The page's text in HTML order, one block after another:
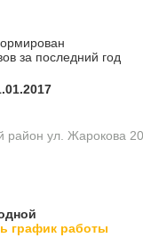
за последний год
район ул. Жарокова
график работы